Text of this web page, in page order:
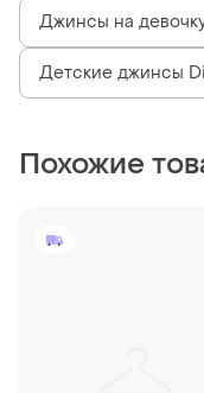
Джинсы на
Детские джинсы
Похожие